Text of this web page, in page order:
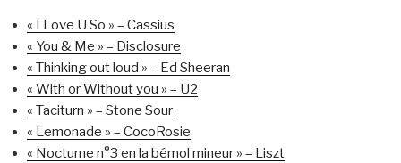
« I Love U So » – Cassius
« You & Me » – Disclosure
« Thinking out loud » – Ed Sheeran
« With or Without you » – U2
« Taciturn » – Stone Sour
« Lemonade » – CocoRosie
« Nocturne n°3 en la bémol mineur » – Liszt